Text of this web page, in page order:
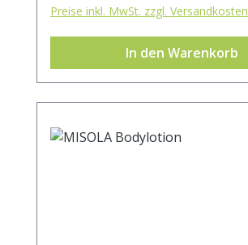
Preise inkl. MwSt. zzgl. Versandkosten
In den Warenkorb